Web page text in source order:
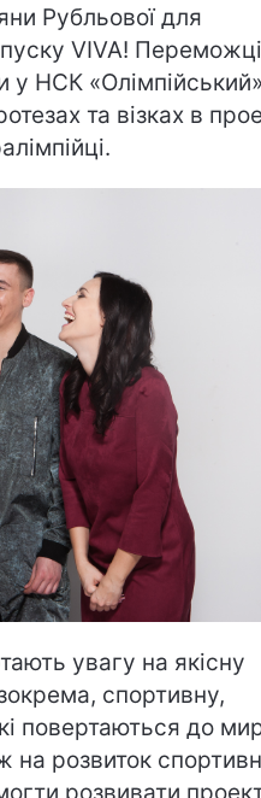
Рубльової для
VIVA!
у НСК
та візках в
увагу на якісну
зокрема, спортивну,
повертаються до
на розвиток